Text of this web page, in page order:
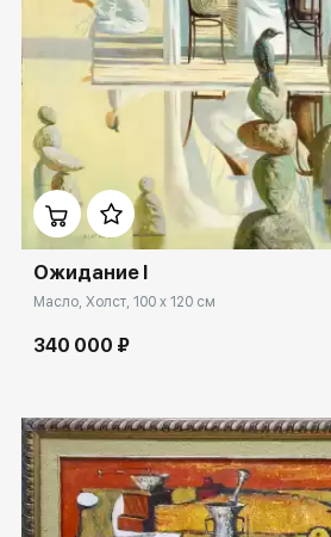
Домен:
Ожидание I
Масло, Холст, 100 x 120 см
340 000 ₽